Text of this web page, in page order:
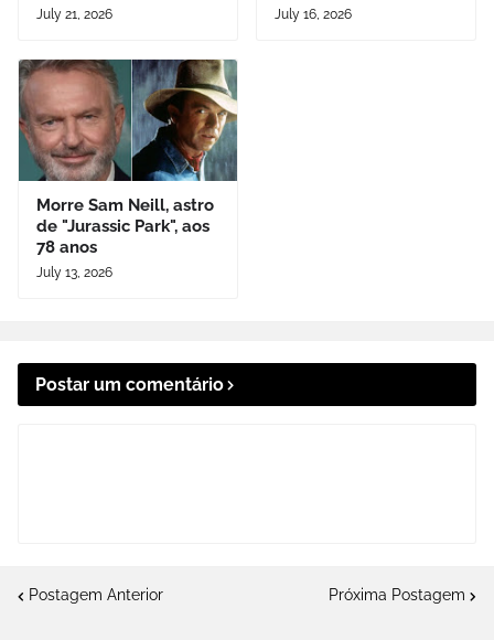
July 21, 2026 July 16, 2026
Morre Sam Neill, astro
de "Jurassic Park", aos
78 anos
July 13, 2026
Postar um comentário
Postagem Anterior Próxima Postagem